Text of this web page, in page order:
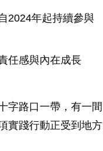
2024年起持續參與
任感與內在成長
字路口一帶，有一間
實踐行動正受到地方